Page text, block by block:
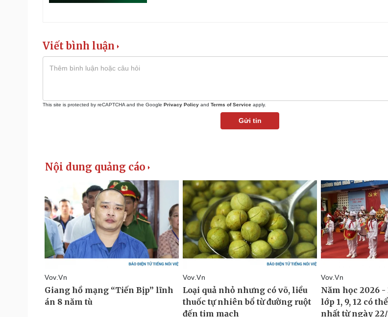
Viết bình luận
This site is protected by reCAPTCHA and the Google Privacy Policy and Terms of Service apply.
Gửi tin